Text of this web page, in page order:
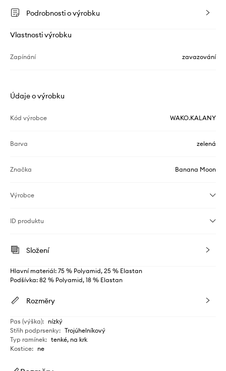
Podrobnosti o výrobku
Vlastnosti výrobku
Zapínání zavazování
Údaje o výrobku
Kód výrobce WAKO.KALANY
Barva zelená
Značka Banana Moon
Výrobce
ID produktu
Složení
Hlavní materiál: 75 % Polyamid, 25 % Elastan
Podšívka: 82 % Polyamid, 18 % Elastan
Rozměry
Pas (výška): nízký
Střih podprsenky: Trojúhelníkový
Typ ramínek: tenké, na krk
Kostice: ne